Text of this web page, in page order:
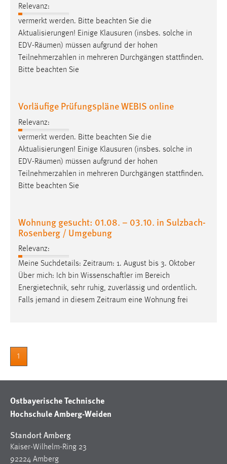
Relevanz:
vermerkt werden. Bitte beachten Sie die
Aktualisierungen! Einige Klausuren (insbes. solche in
EDV-Räumen) müssen aufgrund der hohen
Teilnehmerzahlen in mehreren Durchgängen stattfinden.
Bitte beachten Sie
Vorläufige Prüfungspläne WEBIS online
Relevanz:
vermerkt werden. Bitte beachten Sie die
Aktualisierungen! Einige Klausuren (insbes. solche in
EDV-Räumen) müssen aufgrund der hohen
Teilnehmerzahlen in mehreren Durchgängen stattfinden.
Bitte beachten Sie
Wohnung gesucht: 01.08. – 03.10. in Sulzbach-
Rosenberg / Umgebung
Relevanz:
Meine Suchdetails: Zeitraum: 1. August bis 3. Oktober
Über mich: Ich bin Wissenschaftler im Bereich
Energietechnik, sehr ruhig, zuverlässig und ordentlich.
Falls jemand in diesem Zeitraum eine Wohnung frei
1
Ostbayerische Technische
Hochschule Amberg-Weiden
Standort Amberg
Kaiser-Wilhelm-Ring 23
92224 Amberg